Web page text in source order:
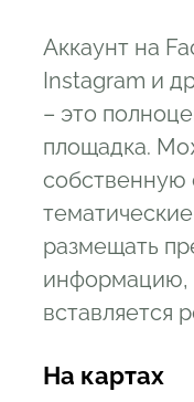
Аккаунт на
Instagram и
– это
площадка.
собственную
размещать
информацию,
вставляется
На картах